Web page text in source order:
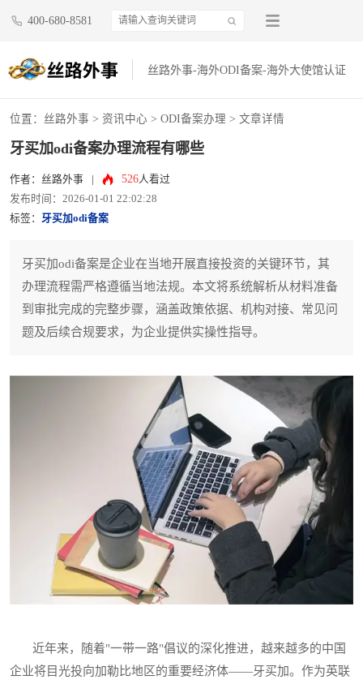
400-680-8581
丝路外事-海外ODI备案-海外大使馆认证
位置： 丝路外事 > 资讯中心 > ODI备案办理 > 文章详情
牙买加odi备案办理流程有哪些
作者：丝路外事 526人看过
发布时间：2026-01-01 22:02:28
标签： 牙买加odi备案
牙买加odi备案是企业在当地开展直接投资的关键环节，其
办理流程需严格遵循当地法规。本文将系统解析从材料准备
到审批完成的完整步骤，涵盖政策依据、机构对接、常见问
题及后续合规要求，为企业提供实操性指导。
近年来，随着"一带一路"倡议的深化推进，越来越多的中国
企业将目光投向加勒比地区的重要经济体——牙买加。作为英联